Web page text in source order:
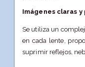
Imágenes claras y
Se utiliza un
en cada lente,
suprimir reflejos,